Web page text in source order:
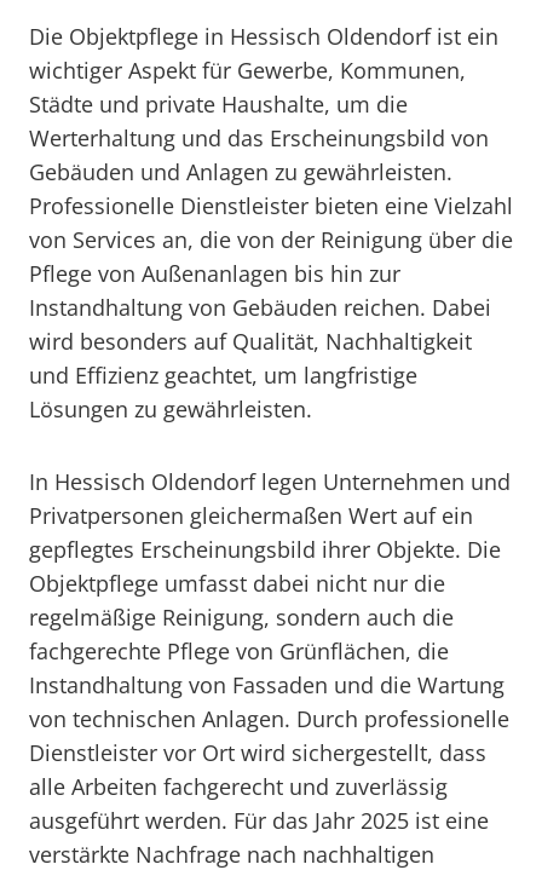
Die Objektpflege in Hessisch Oldendorf ist ein
wichtiger Aspekt für Gewerbe, Kommunen,
Städte und private Haushalte, um die
Werterhaltung und das Erscheinungsbild von
Gebäuden und Anlagen zu gewährleisten.
Professionelle Dienstleister bieten eine Vielzahl
von Services an, die von der Reinigung über die
Pflege von Außenanlagen bis hin zur
Instandhaltung von Gebäuden reichen. Dabei
wird besonders auf Qualität, Nachhaltigkeit
und Effizienz geachtet, um langfristige
Lösungen zu gewährleisten.
In Hessisch Oldendorf legen Unternehmen und
Privatpersonen gleichermaßen Wert auf ein
gepflegtes Erscheinungsbild ihrer Objekte. Die
Objektpflege umfasst dabei nicht nur die
regelmäßige Reinigung, sondern auch die
fachgerechte Pflege von Grünflächen, die
Instandhaltung von Fassaden und die Wartung
von technischen Anlagen. Durch professionelle
Dienstleister vor Ort wird sichergestellt, dass
alle Arbeiten fachgerecht und zuverlässig
ausgeführt werden. Für das Jahr 2025 ist eine
verstärkte Nachfrage nach nachhaltigen